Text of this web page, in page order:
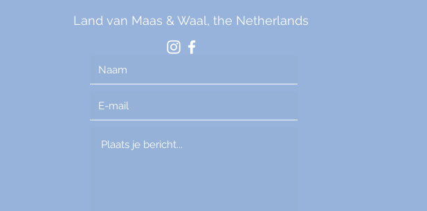
Land van Maas & Waal, the Netherlands